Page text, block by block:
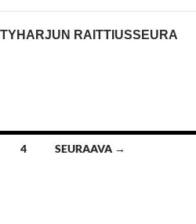
RAITTIUSSEURA
4 SEURAAVA →